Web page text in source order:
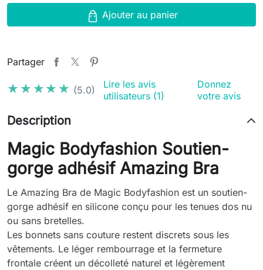
Ajouter au panier
Partager
★★★★★
★★★★★ (5.0)
Lire les avis
utilisateurs (1)
Donnez
votre avis
Description
Magic Bodyfashion Soutien-
gorge adhésif Amazing Bra
Le Amazing Bra de Magic Bodyfashion est un soutien-
gorge adhésif en silicone conçu pour les tenues dos nu
ou sans bretelles.
Les bonnets sans couture restent discrets sous les
vêtements. Le léger rembourrage et la fermeture
frontale créent un décolleté naturel et légèrement